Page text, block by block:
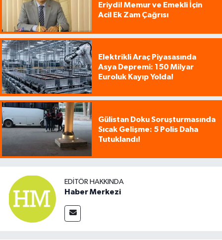
Eriydi! Memur ve Emekli İçin
Acil Ek Zam Çağrısı
Elektrikli Araç Piyasasında
Asya Depremi: 150 Milyar
Euroluk Kayıp Yolda!
Gülistan Doku Soruşturmasında
Sıcak Gelişme: 5 Polis Daha
Tutuklandı!
EDITÖR HAKKINDA
Haber Merkezi